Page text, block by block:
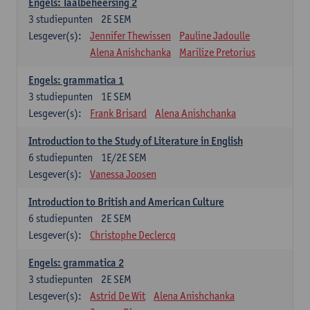
2E SEM
3 studiepunten
Lesgever(s):
Jennifer Thewissen
Pauline Jadoulle
Alena Anishchanka
Marilize Pretorius
Engels: grammatica 1
1E SEM
3 studiepunten
Lesgever(s):
Frank Brisard Alena Anishchanka
Introduction to the Study of Literature in English
1E/2E SEM
6 studiepunten
Lesgever(s):
Vanessa Joosen
Introduction to British and American Culture
2E SEM
6 studiepunten
Lesgever(s):
Christophe Declercq
Engels: grammatica 2
2E SEM
3 studiepunten
Lesgever(s):
Astrid De Wit
Alena Anishchanka